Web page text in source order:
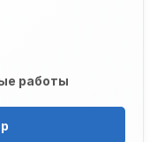
работы